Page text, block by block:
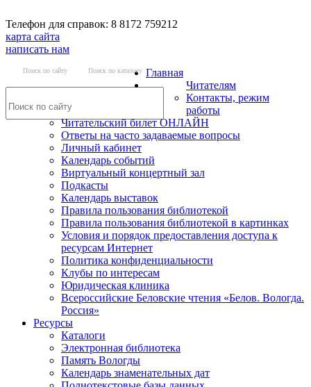
Телефон для справок: 8 8172 759212
карта сайта
написать нам
Поиск по сайту Поиск по каталогу Главная
Читателям
Контакты, режим
работы
Читательский билет ОНЛАЙН
Ответы на часто задаваемые вопросы
Личный кабинет
Календарь событий
Виртуальный концертный зал
Подкасты
Календарь выставок
Правила пользования библиотекой
Правила пользования библиотекой в картинках
Условия и порядок предоставления доступа к
ресурсам Интернет
Политика конфиденциальности
Клубы по интересам
Юридическая клиника
Всероссийские Беловские чтения «Белов. Вологда.
Россия»
Ресурсы
Каталоги
Электронная библиотека
Память Вологды
Календарь знаменательных дат